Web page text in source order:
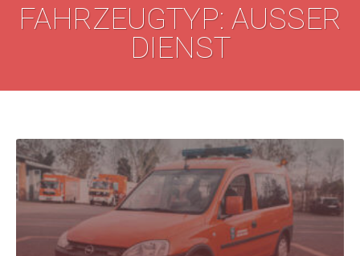
FAHRZEUGTYP: AUSSER D
IENST